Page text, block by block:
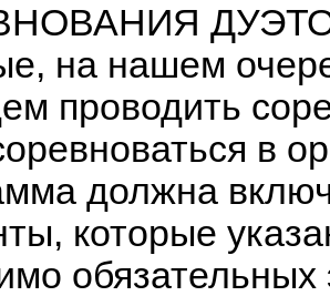
на нашем
проводить
в
должна
которые